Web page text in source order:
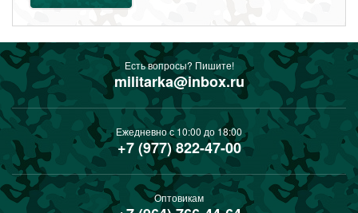
Есть вопросы? Пишите!
militarka@inbox.ru
Ежедневно с 10:00 до 18:00
+7 (977) 822-47-00
Оптовикам